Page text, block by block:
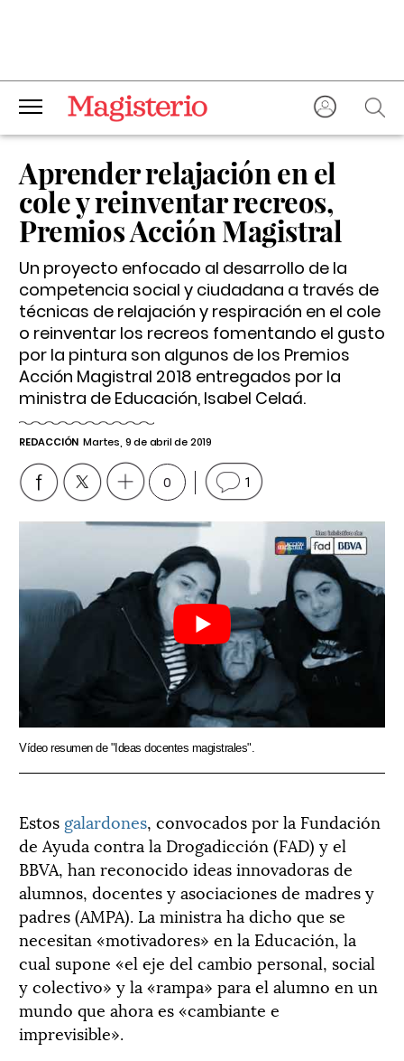
Aprender relajación en el
cole y reinventar recreos,
Premios Acción Magistral
Un proyecto enfocado al desarrollo de la
competencia social y ciudadana a través de
técnicas de relajación y respiración en el cole
o reinventar los recreos fomentando el gusto
por la pintura son algunos de los Premios
Acción Magistral 2018 entregados por la
ministra de Educación, Isabel Celaá.
REDACCIÓN Martes, 9 de abril de 2019
0 1
Vídeo resumen de "Ideas docentes magistrales".
Estos galardones, convocados por la Fundación
de Ayuda contra la Drogadicción (FAD) y el
BBVA, han reconocido ideas innovadoras de
alumnos, docentes y asociaciones de madres y
padres (AMPA). La ministra ha dicho que se
necesitan «motivadores» en la Educación, la
cual supone «el eje del cambio personal, social
y colectivo» y la «rampa» para el alumno en un
mundo que ahora es «cambiante e
imprevisible».